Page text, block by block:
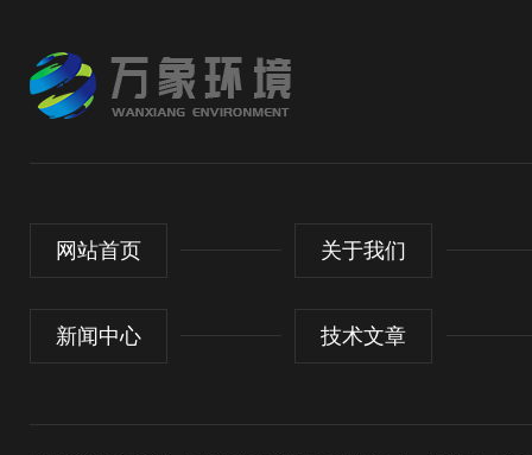
网站首页 关于我们
新闻中心 技术文章